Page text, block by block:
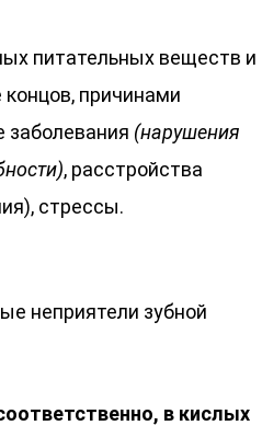
питательных веществ и
причинами
заболевания (нарушения
, расстройства
стрессы.
неприятели зубной
в кислых